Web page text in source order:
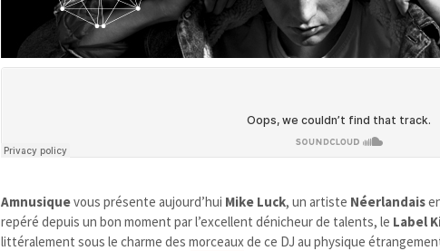
Amnusiquevous présente aujourd’hui Mike Luck, un artiste Néerlandais
repéré depuis un bon moment par l’excellent dénicheur de talents, le Label
littéralement sous le charme des morceaux de ce DJ au physique